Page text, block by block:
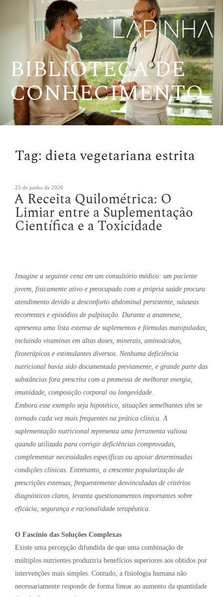
BIBLIOTECA DE
CONHECIMENTO
Tag: dieta vegetariana estrita
Publicado
em
25 de junho de 2026
A Receita Quilométrica: O
Limiar entre a Suplementação
Científica e a Toxicidade
Imagine a seguinte cena em um consultório médico: um paciente
jovem, fisicamente ativo e preocupado com a própria saúde procura
atendimento devido a desconforto abdominal persistente, náuseas
recorrentes e episódios de palpitação. Durante a anamnese,
apresenta uma lista extensa de suplementos e fórmulas manipuladas,
incluindo vitaminas em altas doses, minerais, aminoácidos,
fitoterápicos e estimulantes diversos. Nenhuma deficiência
nutricional havia sido documentada previamente, e grande parte das
substâncias fora prescrita com a promessa de melhorar energia,
imunidade, composição corporal ou longevidade.
Embora esse exemplo seja hipotético, situações semelhantes têm se
tornado cada vez mais frequentes na prática clínica. A
suplementação nutricional representa uma ferramenta valiosa
quando utilizada para corrigir deficiências comprovadas,
complementar necessidades específicas ou apoiar determinadas
condições clínicas. Entretanto, a crescente popularização de
prescrições extensas, frequentemente desvinculadas de critérios
diagnósticos claros, levanta questionamentos importantes sobre
eficácia, segurança e racionalidade terapêutica.
O Fascínio das Soluções Complexas
Existe uma percepção difundida de que uma combinação de
múltiplos nutrientes produziria benefícios superiores aos obtidos por
intervenções mais simples. Contudo, a fisiologia humana não
necessariamente responde de forma linear ao aumento da quantidade